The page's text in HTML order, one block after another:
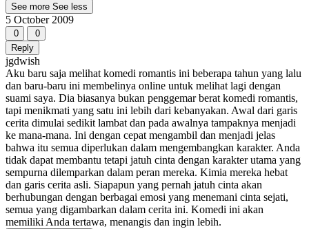
See more See less
5 October 2009
0
0
Reply
jgdwish
Aku baru saja melihat komedi romantis ini beberapa tahun yang lalu
dan baru-baru ini membelinya online untuk melihat lagi dengan
suami saya. Dia biasanya bukan penggemar berat komedi romantis,
tapi menikmati yang satu ini lebih dari kebanyakan. Awal dari garis
cerita dimulai sedikit lambat dan pada awalnya tampaknya menjadi
ke mana-mana. Ini dengan cepat mengambil dan menjadi jelas
bahwa itu semua diperlukan dalam mengembangkan karakter. Anda
tidak dapat membantu tetapi jatuh cinta dengan karakter utama yang
sempurna dilemparkan dalam peran mereka. Kimia mereka hebat
dan garis cerita asli. Siapapun yang pernah jatuh cinta akan
berhubungan dengan berbagai emosi yang menemani cinta sejati,
semua yang digambarkan dalam cerita ini. Komedi ini akan
memiliki Anda tertawa, menangis dan ingin lebih.